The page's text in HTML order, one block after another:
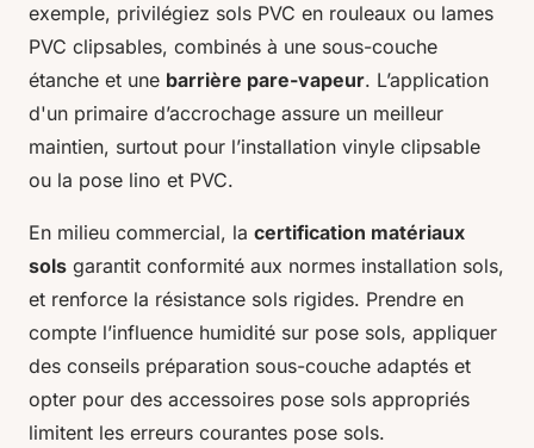
exemple, privilégiez sols PVC en rouleaux ou lames
PVC clipsables, combinés à une sous-couche
étanche et une barrière pare-vapeur. L’application
d'un primaire d’accrochage assure un meilleur
maintien, surtout pour l’installation vinyle clipsable
ou la pose lino et PVC.
En milieu commercial, la certification matériaux
sols garantit conformité aux normes installation sols,
et renforce la résistance sols rigides. Prendre en
compte l’influence humidité sur pose sols, appliquer
des conseils préparation sous-couche adaptés et
opter pour des accessoires pose sols appropriés
limitent les erreurs courantes pose sols.